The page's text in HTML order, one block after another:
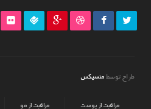
طراح توسط منسیکس
مراقبت از پوست مراقبت از مو